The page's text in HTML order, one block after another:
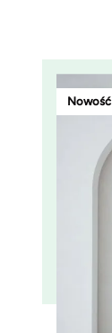
Nowość